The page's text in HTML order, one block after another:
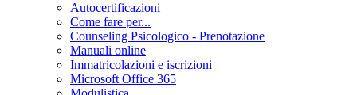
Autocertificazioni
Come fare per...
Counseling Psicologico - Prenotazione
Manuali online
Immatricolazioni e iscrizioni
Microsoft Office 365